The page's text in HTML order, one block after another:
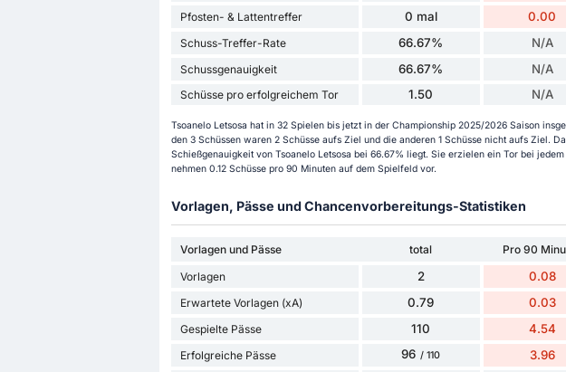
Pfosten- & Lattentreffer 0 mal 0.00
Schuss-Treffer-Rate 66.67% N/A
Schussgenauigkeit 66.67% N/A
Schüsse pro erfolgreichem Tor 1.50 N/A
Tsoanelo Letsosa hat in 32 Spielen bis jetzt in der Championship 2025/2026 Saison
den 3 Schüssen waren 2 Schüsse aufs Ziel und die anderen 1 Schüsse nicht aufs Ziel.
Schießgenauigkeit von Tsoanelo Letsosa bei 66.67% liegt. Sie erzielen ein Tor bei
nehmen 0.12 Schüsse pro 90 Minuten auf dem Spielfeld vor.
Vorlagen, Pässe und Chancenvorbereitungs-Statistiken
Vorlagen und Pässe total Pro 90
Vorlagen
2 0.08
Erwartete Vorlagen (xA) 0.79 0.03
Gespielte Pässe 110 4.54
Erfolgreiche Pässe 96 / 110 3.96